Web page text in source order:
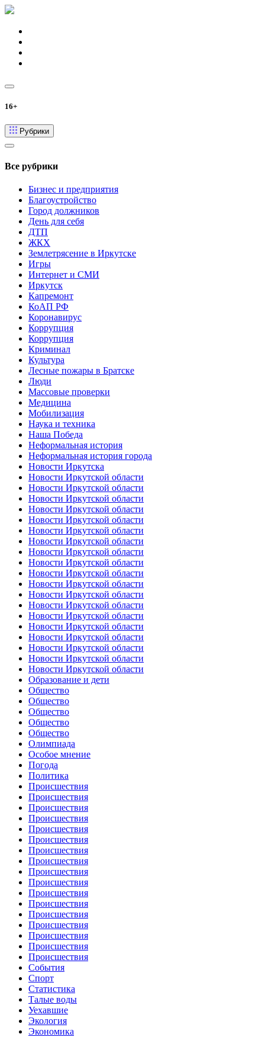
16+
Рубрики
Все рубрики
Бизнес и предприятия
Благоустройство
Город должников
День для себя
ДТП
ЖКХ
Землетрясение в Иркутске
Игры
Интернет и СМИ
Иркутск
Капремонт
КоАП РФ
Коронавирус
Коррупция
Коррупция
Криминал
Культура
Лесные пожары в Братске
Люди
Массовые проверки
Медицина
Мобилизация
Наука и техника
Наша Победа
Неформальная история
Неформальная история города
Новости Иркутска
Новости Иркутской области
Новости Иркутской области
Новости Иркутской области
Новости Иркутской области
Новости Иркутской области
Новости Иркутской области
Новости Иркутской области
Новости Иркутской области
Новости Иркутской области
Новости Иркутской области
Новости Иркутской области
Новости Иркутской области
Новости Иркутской области
Новости Иркутской области
Новости Иркутской области
Новости Иркутской области
Новости Иркутской области
Новости Иркутской области
Новости Иркутской области
Образование и дети
Общество
Общество
Общество
Общество
Общество
Олимпиада
Особое мнение
Погода
Политика
Происшествия
Происшествия
Происшествия
Происшествия
Происшествия
Происшествия
Происшествия
Происшествия
Происшествия
Происшествия
Происшествия
Происшествия
Происшествия
Происшествия
Происшествия
Происшествия
Происшествия
События
Спорт
Статистика
Талые воды
Уехавшие
Экология
Экономика